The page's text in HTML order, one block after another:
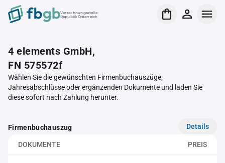
Verrechnungsstelle
Republik Österreich
4 elements GmbH,
FN 575572f
Wählen Sie die gewünschten Firmenbuchauszüge,
Jahresabschlüsse oder ergänzenden Dokumente und laden Sie
diese sofort nach Zahlung herunter.
Firmenbuchauszug Details
DOKUMENTE PREIS